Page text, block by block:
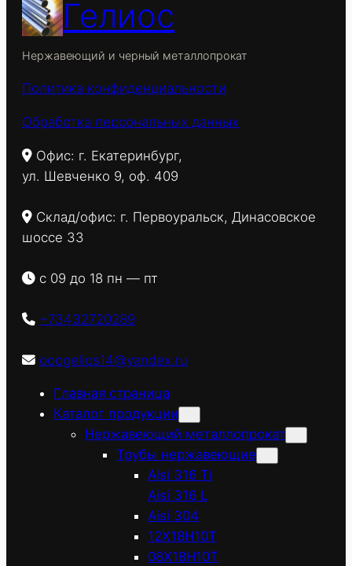
Гелиос
Нержавеющий и черный металлопрокат
Политика конфиденциальности
Обработка персональных данных
Офис: г. Екатеринбург,
ул. Шевченко 9, оф. 409
Склад/офис: г. Первоуральск, Динасовское
шоссе 33
с 09 до 18 пн — пт
+73432720289
ooogelios14@yandex.ru
Главная страница
Каталог продукции
Нержавеющий металлопрокат
Трубы нержавеющие
Aisi 316 Ti
Aisi 316 L
Aisi 304
12Х18Н10Т
08Х18Н10Т